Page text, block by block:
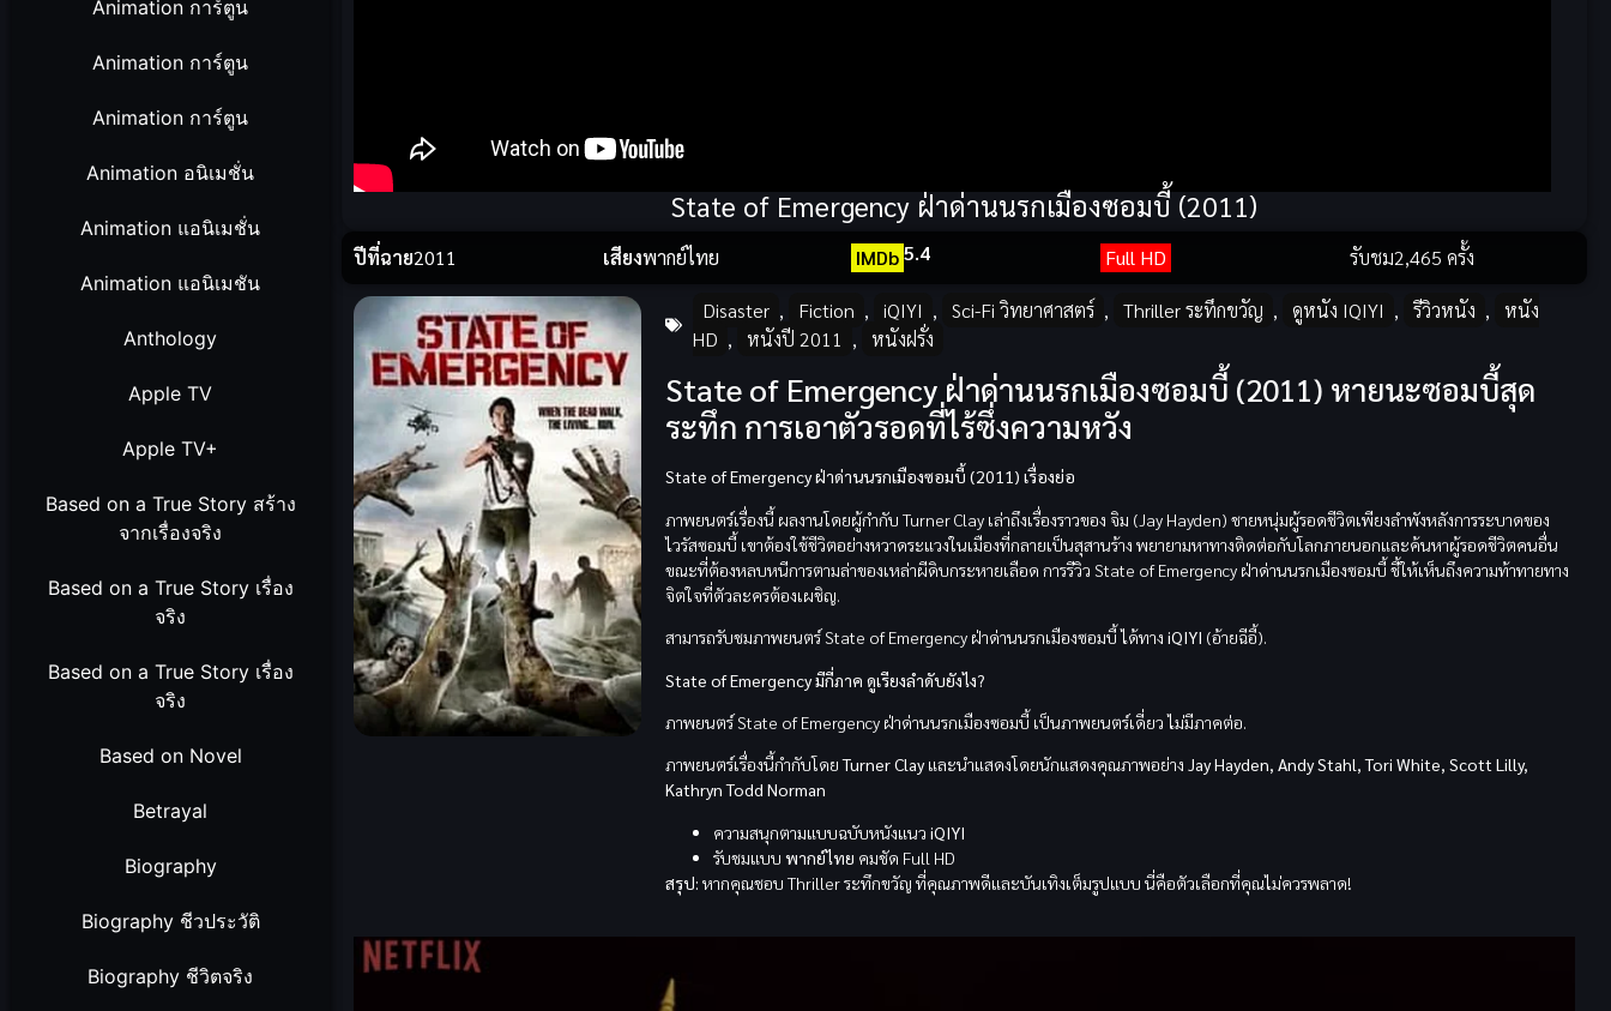
Animation การ์ตูน
Animation การ์ตูน
Animation การ์ตูน
Animation อนิเมชั่น
Animation แอนิเมชั่น
Animation แอนิเมชัน
Anthology
Apple TV
Apple TV+
Based on a True Story สร้าง
จากเรื่องจริง
Based on a True Story เรื่อง
จริง
Based on a True Story เรื่อง
จริง
Based on Novel
Betrayal
Biography
Biography ชีวประวัติ
Biography ชีวิตจริง
State of Emergency ฝ่าด่านนรกเมืองซอมบี้ (2011)
ปีที่ฉาย2011 เสียงพากย์ไทย IMDb 5.4 Full HD รับชม2,465 ครั้ง
Disaster , Fiction , iQIYI , Sci-Fi วิทยาศาสตร์ , Thriller ระทึกขวัญ , ดูหนัง IQIYI , รีวิวหนัง ,
หนัง
HD , หนังปี 2011 , หนังฝรั่ง
State of Emergency ฝ่าด่านนรกเมืองซอมบี้ (2011) หายนะซอมบี้สุด
ระทึก การเอาตัวรอดที่ไร้ซึ่งความหวัง
State of Emergency ฝ่าด่านนรกเมืองซอมบี้ (2011) เรื่องย่อ
ภาพยนตร์เรื่องนี้ ผลงานโดยผู้กำกับ Turner Clay เล่าถึงเรื่องราวของ จิม (Jay Hayden) ชายหนุ่มผู้รอดชีวิตเพียงลำพังหลังการระบาดของ
ไวรัสซอมบี้ เขาต้องใช้ชีวิตอย่างหวาดระแวงในเมืองที่กลายเป็นสุสานร้าง พยายามหาทางติดต่อกับโลกภายนอกและค้นหาผู้รอดชีวิตคนอื่น
ขณะที่ต้องหลบหนีการตามล่าของเหล่าผีดิบกระหายเลือด การรีวิว State of Emergency ฝ่าด่านนรกเมืองซอมบี้ ชี้ให้เห็นถึงความท้าทายทาง
จิตใจที่ตัวละครต้องเผชิญ.
สามารถรับชมภาพยนตร์ State of Emergency ฝ่าด่านนรกเมืองซอมบี้ ได้ทาง iQIYI (อ้ายฉีอี้).
State of Emergency มีกี่ภาค ดูเรียงลำดับยังไง?
ภาพยนตร์ State of Emergency ฝ่าด่านนรกเมืองซอมบี้ เป็นภาพยนตร์เดี่ยว ไม่มีภาคต่อ.
ภาพยนตร์เรื่องนี้กำกับโดยTurner Clayและนำแสดงโดยนักแสดงคุณภาพอย่าง Jay Hayden, Andy Stahl, Tori White, Scott Lilly,
Kathryn Todd Norman
ความสนุกตามแบบฉบับหนังแนว iQIYI
รับชมแบบ พากย์ไทย คมชัด Full HD
สรุป: หากคุณชอบ Thriller ระทึกขวัญ ที่คุณภาพดีและบันเทิงเต็มรูปแบบ นี่คือตัวเลือกที่คุณไม่ควรพลาด!